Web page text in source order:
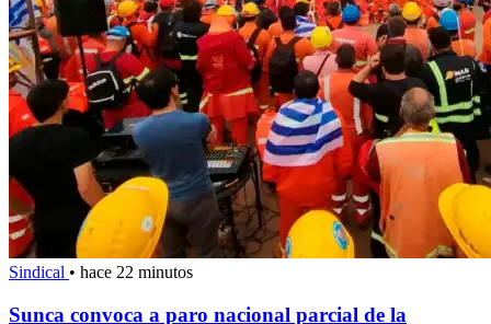
Sindical • hace 22 minutos
Sunca convoca a paro nacional parcial de la